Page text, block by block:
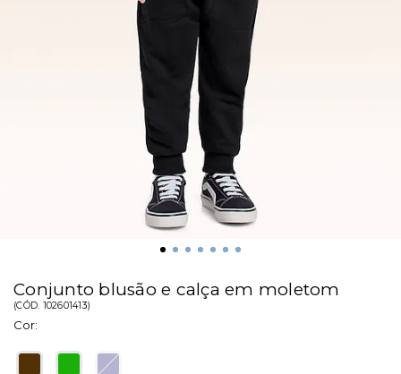
Conjunto blusão e calça em moletom
(CÓD. 102601413)
Cor: